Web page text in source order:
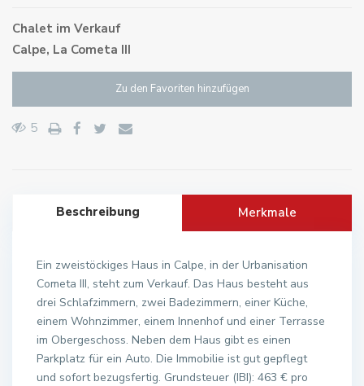
Chalet im Verkauf
Calpe, La Cometa III
Zu den Favoriten hinzufügen
5
Beschreibung Merkmale
Ein zweistöckiges Haus in Calpe, in der Urbanisation
Cometa III, steht zum Verkauf. Das Haus besteht aus
drei Schlafzimmern, zwei Badezimmern, einer Küche,
einem Wohnzimmer, einem Innenhof und einer Terrasse
im Obergeschoss. Neben dem Haus gibt es einen
Parkplatz für ein Auto. Die Immobilie ist gut gepflegt
und sofort bezugsfertig. Grundsteuer (IBI): 463 € pro